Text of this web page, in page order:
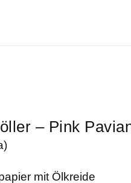
– Pink
mit Ölkreide